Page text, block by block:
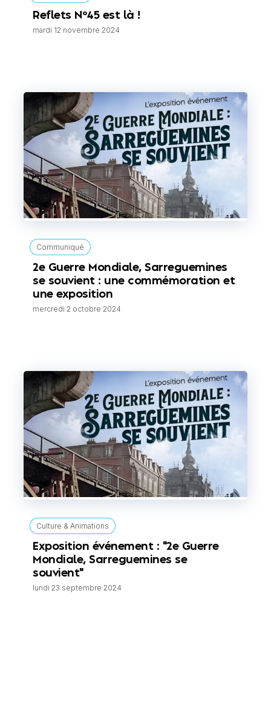
Reflets N°45 est là !
mardi 12 novembre 2024
Communiqué
2e Guerre Mondiale, Sarreguemines
se souvient : une commémoration et
une exposition
mercredi 2 octobre 2024
Culture & Animations
Exposition événement : "2e Guerre
Mondiale, Sarreguemines se
souvient"
lundi 23 septembre 2024